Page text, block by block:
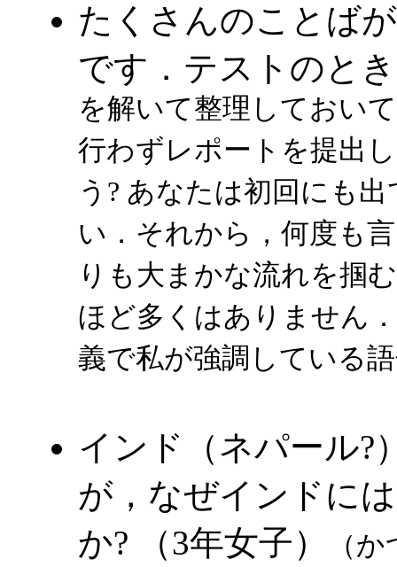
たくさんのことば
です．テストのと
を解いて整理しておい
行わずレポートを提出
う? あなたは初回にも
い．それから，何度も
りも大まかな流れを掴
ほど多くはありません
義で私が強調している
インド（ネパール?
が，なぜインドに
か? （3年女子）
（